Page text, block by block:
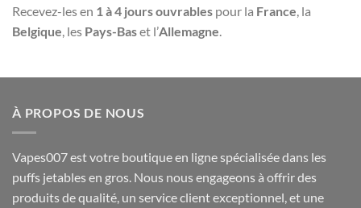
Recevez-les en 1 à 4 jours ouvrables pour la France, la
Belgique, les Pays-Baset l’Allemagne.
À PROPOS DE NOUS
Vapes007 est votre boutique en ligne spécialisée dans les
puffs jetables en gros. Nous nous engageons à offrir des
produits de qualité, un service client exceptionnel, et une